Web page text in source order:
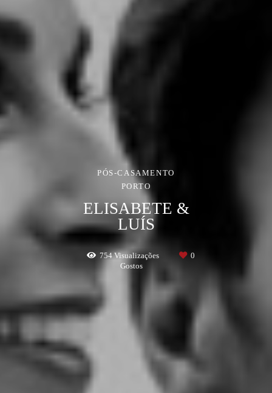
PÓS-CASAMENTO
PORTO
ELISABETE &
LUÍS
754Visualizações
0
Gostos